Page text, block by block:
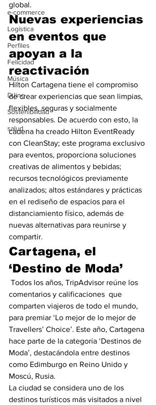
e-commerce
Logística
Perfiles
Felicidad
Música
DJing
Sostenibilidad
salud
global.
Nuevas experiencias
en eventos que
apoyan a la
reactivación
Hilton Cartagena tiene el compromiso
de crear experiencias que sean limpias,
flexibles, seguras y socialmente
responsables. De acuerdo con esto, la
cadena ha creado Hilton EventReady
con CleanStay; este programa exclusivo
para eventos, proporciona soluciones
creativas de alimentos y bebidas;
recursos tecnológicos previamente
analizados; altos estándares y prácticas
en el rediseño de espacios para el
distanciamiento físico, además de
nuevas alternativas para reunirse y
compartir.
Cartagena, el
‘Destino de Moda’
Todos los años, TripAdvisor reúne los
comentarios y calificaciones  que
comparten viajeros de todo el mundo,
para premiar ‘Lo mejor de lo mejor de
Travellers’ Choice’. Este año, Cartagena
hace parte de la categoría ‘Destinos de
Moda’, destacándola entre destinos
como Edimburgo en Reino Unido y
Moscú, Rusia.
La ciudad se considera uno de los
destinos turísticos más visitados a nivel